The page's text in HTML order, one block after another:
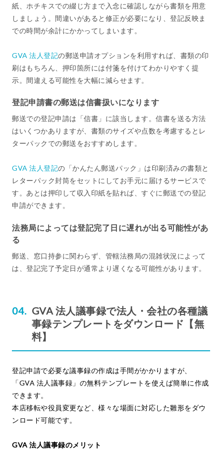
紙、ホチキスでの綴じ方まで入念に確認しながら書類を用意
しましょう。間違いがあると修正が必要になり、登記反映ま
での時間が余計にかかってしまいます。
GVA 法人登記の郵送申請オプションを利用すれば、書類の印
刷はもちろん、押印箇所には付箋を付けてわかりやすく提
示。間違える可能性を大幅に減らせます。
登記申請書の郵送は信書扱いになります
郵送での登記申請は「信書」に該当します。信書を送る方法
はいくつかありますが、書類のサイズや点数を考慮するとレ
ターパックでの郵送をおすすめします。
GVA 法人登記の「かんたん郵送パック」は印刷済みの書類と
レターパック封筒をセットにしてお手元に届けるサービスで
す。あとは押印して収入印紙を貼れば、すぐに郵送での登記
申請ができます。
法務局によっては登記完了日に遅れが出る可能性があ
る
郵送、窓口持参に関わらず、管轄法務局の混雑状況によって
は、登記完了予定日が通常より遅くなる可能性があります。
GVA 法人議事録で法人・会社の各種議
事録テンプレートをダウンロード【無
料】
登記申請で必要な議事録の作成は手間がかかりますが、
「GVA 法人議事録」の無料テンプレートを使えば簡単に作成
できます。
本店移転や役員変更など、様々な場面に対応した雛形をダウ
ンロード可能です。
GVA 法人議事録のメリット